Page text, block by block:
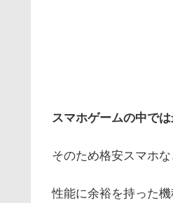
スマホゲームの中で
そのため格安スマホ
性能に余裕を持った